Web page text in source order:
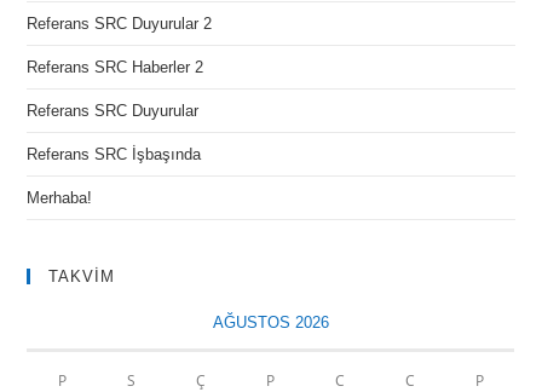
Referans SRC Duyurular 2
Referans SRC Haberler 2
Referans SRC Duyurular
Referans SRC İşbaşında
Merhaba!
TAKVİM
AĞUSTOS 2026
P S Ç P C C P